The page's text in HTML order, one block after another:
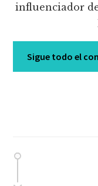
influenciador
Sigue todo el